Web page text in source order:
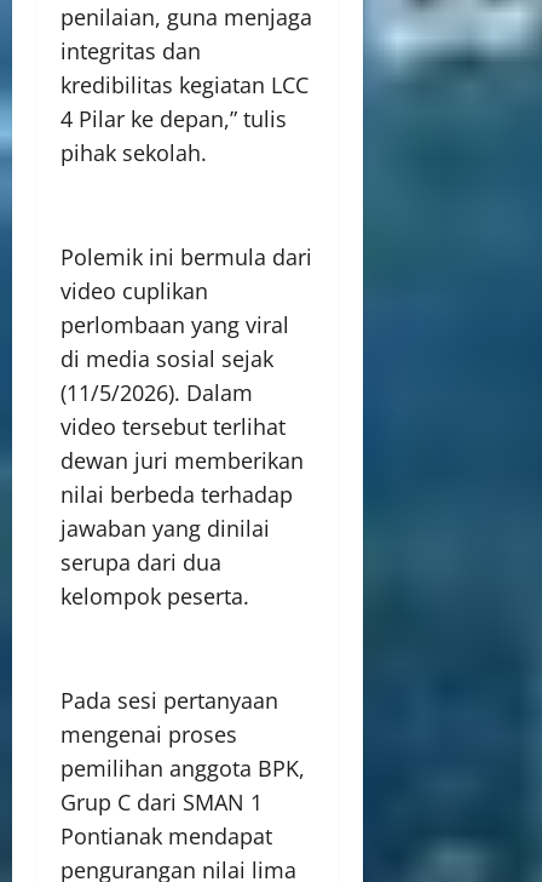
penilaian, guna menjaga
integritas dan
kredibilitas kegiatan LCC
4 Pilar ke depan,” tulis
pihak sekolah.
Polemik ini bermula dari
video cuplikan
perlombaan yang viral
di media sosial sejak
(11/5/2026). Dalam
video tersebut terlihat
dewan juri memberikan
nilai berbeda terhadap
jawaban yang dinilai
serupa dari dua
kelompok peserta.
Pada sesi pertanyaan
mengenai proses
pemilihan anggota BPK,
Grup C dari SMAN 1
Pontianak mendapat
pengurangan nilai lima